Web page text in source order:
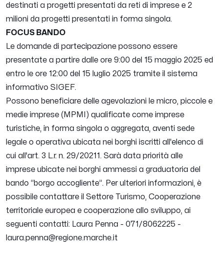
destinati a progetti presentati da reti di imprese e 2
milioni da progetti presentati in forma singola.
FOCUS BANDO
Le domande di partecipazione possono essere
presentate a partire dalle ore 9:00 del 15 maggio 2025 ed
entro le ore 12:00 del 15 luglio 2025 tramite il sistema
informativo SIGEF.
Possono beneficiare delle agevolazioni le micro, piccole e
medie imprese (MPMI) qualificate come imprese
turistiche, in forma singola o aggregata, aventi sede
legale o operativa ubicata nei borghi iscritti all'elenco di
cui all'art. 3 L.r. n. 29/20211. Sarà data priorità alle
imprese ubicate nei borghi ammessi a graduatoria del
bando “borgo accogliente”. Per ulteriori informazioni, è
possibile contattare il Settore Turismo, Cooperazione
territoriale europea e cooperazione allo sviluppo, ai
seguenti contatti: Laura Penna - 071/8062225 -
laura.penna@regione.marche.it